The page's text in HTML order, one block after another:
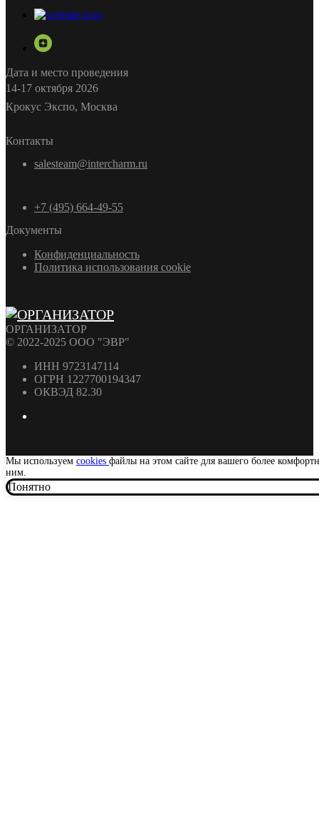
Дата и место проведения
14-17 октября 2026
Крокус Экспо, Москва
Контакты
salesteam@intercharm.ru
+7 (495) 664-49-55
Документы
Конфиденциальность
Политика использования cookie
ОРГАНИЗАТОР
© 2022-2025 ООО "ЭВР"
ИНН 9723147114
ОГРН 1227700194347
ОКВЭД 82.30
Мы используем cookies файлы на этом сайте для вашего более
ним.
Понятно